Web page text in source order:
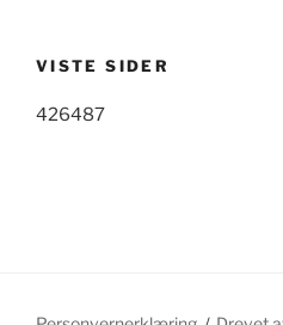
VISTE SIDER
426487